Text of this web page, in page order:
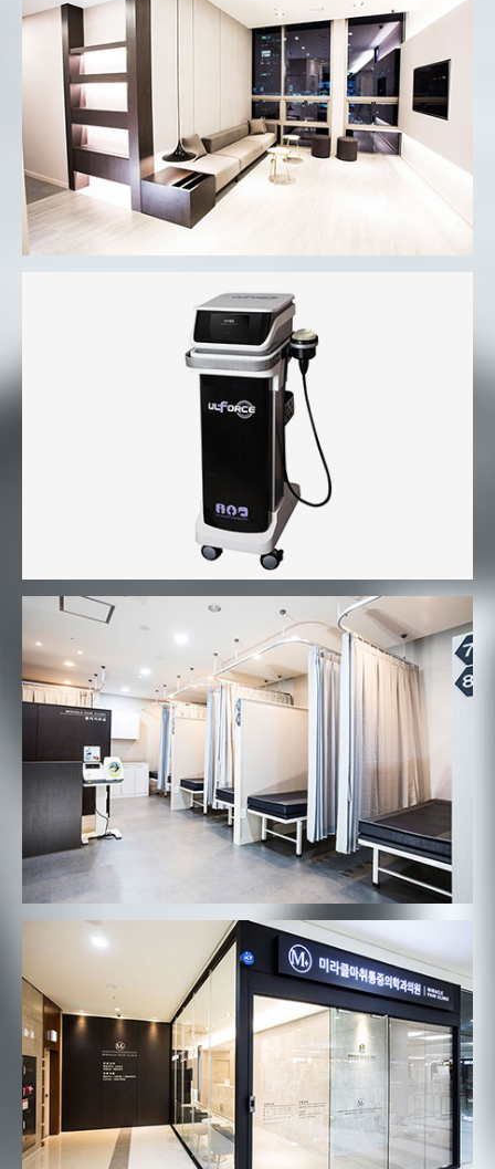
미라클마취통증의학과
체외충격파(ULFORCE)
미라클마취통증의학과
미라클마취통증의학과